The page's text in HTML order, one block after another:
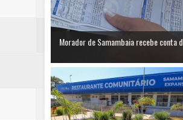
Morador de Samambaia recebe conta d...